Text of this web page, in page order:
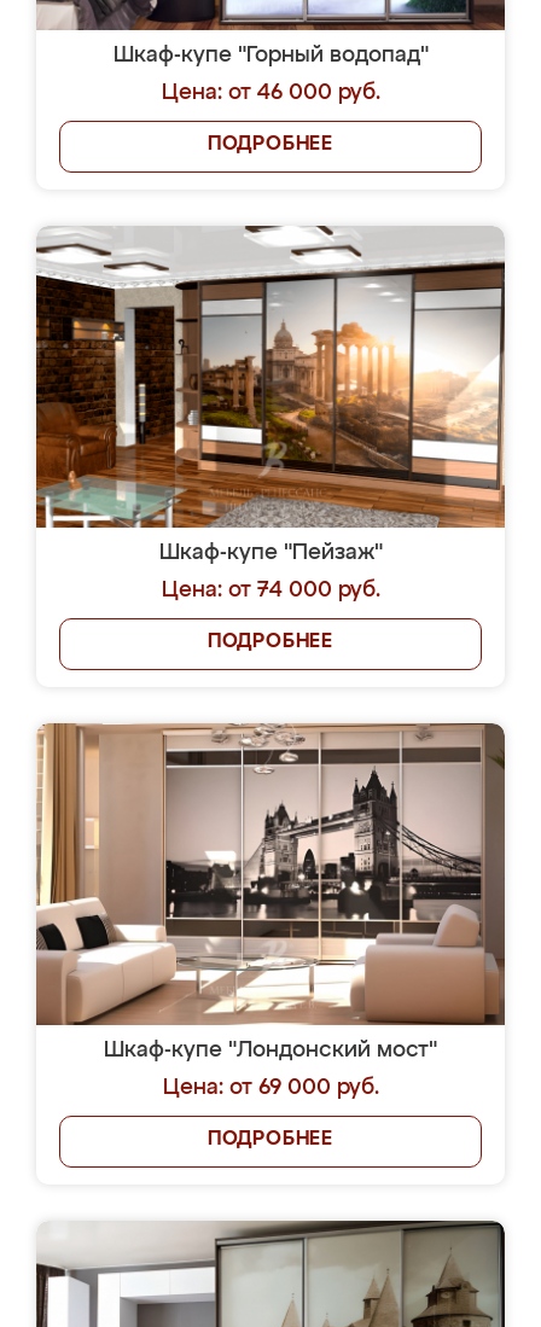
Шкаф-купе "Горный водопад"
Цена: от 46 000 руб.
ПОДРОБНЕЕ
Шкаф-купе "Пейзаж"
Цена: от 74 000 руб.
ПОДРОБНЕЕ
Шкаф-купе "Лондонский мост"
Цена: от 69 000 руб.
ПОДРОБНЕЕ